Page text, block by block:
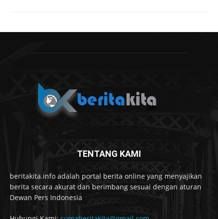
TENTANG KAMI
beritakita.info adalah portal berita online yang menyajikan
berita secara akurat dan berimbang sesuai dengan aturan
Dewan Pers Indonesia